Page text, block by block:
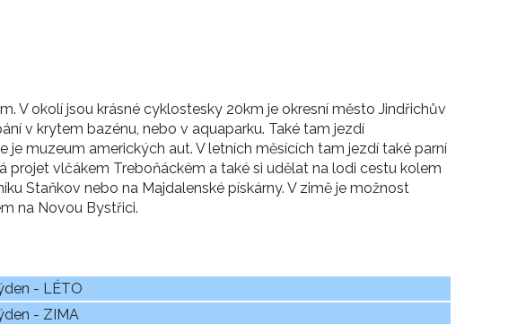
V okolí jsou krásné cyklostesky 20km je okresní město Jindřichův
v krytem bazénu, nebo v aquaparku. Také tam jezdí
muzeum amerických aut. V letních měsících tam jezdí také parní
vlčákem Treboňáckém a také si udělat na lodi cestu kolem
Staňkov nebo na Majdalenské pískárny. V zimě je možnost
na Novou Bystřici.
- LÉTO
- ZIMA